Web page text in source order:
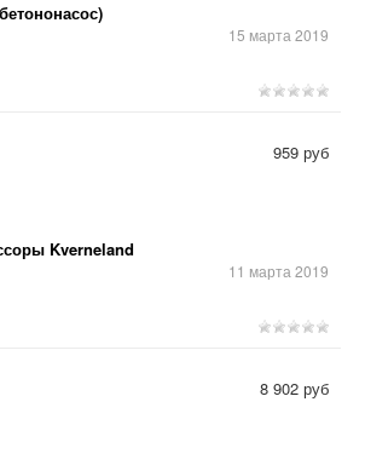
15 марта 2019
Kverneland
11 марта 2019
959 руб
8 902 руб